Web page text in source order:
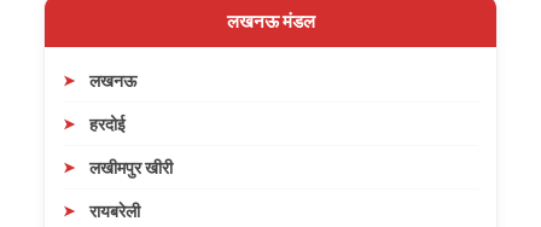
लखनऊ मंडल
लखनऊ
हरदोई
लखीमपुर खीरी
रायबरेली